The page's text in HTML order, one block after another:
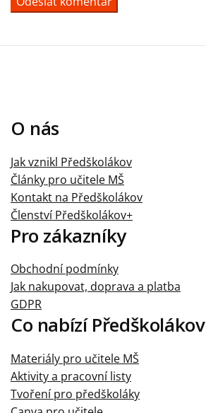
O nás
Jak vznikl Předškolákov
Články pro učitele MŠ
Kontakt na Předškolákov
Členství Předškolákov+
Pro zákazníky
Obchodní podmínky
Jak nakupovat, doprava a platba
GDPR
Co nabízí Předškolákov
Materiály pro učitele MŠ
Aktivity a pracovní listy
Tvoření pro předškoláky